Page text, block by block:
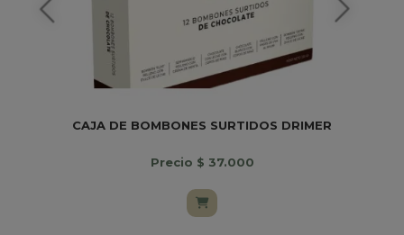
CAJA DE BOMBONES SURTIDOS DRIMER
Precio $ 37.000